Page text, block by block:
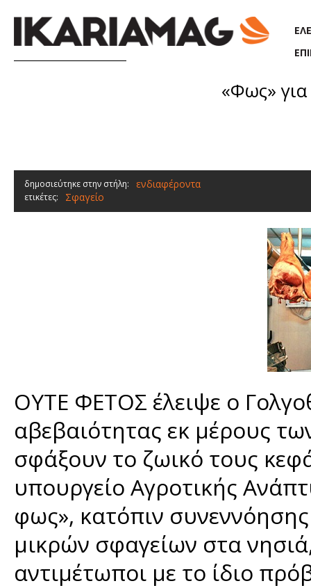
«Φως»
δημοσιεύτηκε στην στήλη: ενδιαφέροντα
ετικέτες: Σφαγείο
ΟΥΤΕ ΦΕΤΟΣ έλειψε ο
αβεβαιότητας εκ μέρους
σφάξουν το ζωικό τους
υπουργείο Αγροτικής
φως», κατόπιν
μικρών σφαγείων στα
αντιμέτωποι με το ίδιο